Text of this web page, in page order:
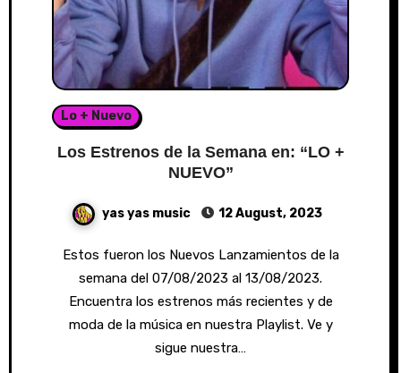
Lo + Nuevo
Los Estrenos de la Semana en: “LO +
NUEVO”
yas yas music 12 August, 2023
Estos fueron los Nuevos Lanzamientos de la
semana del 07/08/2023 al 13/08/2023.
Encuentra los estrenos más recientes y de
moda de la música en nuestra Playlist. Ve y
sigue nuestra…